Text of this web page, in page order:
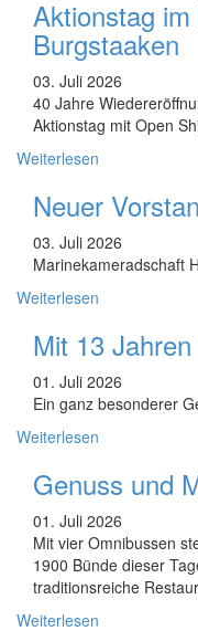
Aktionstag
Burgstaaken
03. Juli 2026
40 Jahre
Aktionstag mit Open
Weiterlesen
Neuer
03. Juli 2026
Marinekameradschaft
Weiterlesen
Mit 13
01. Juli 2026
Ein ganz besonderer
Weiterlesen
Genuss und
01. Juli 2026
Mit vier Omnibussen
1900 Bünde dieser
traditionsreiche
Weiterlesen